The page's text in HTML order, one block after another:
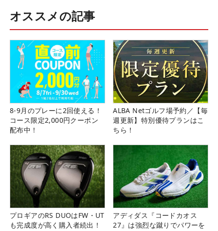
オススメの記事
8-9月のプレーに2回使える！
コース限定2,000円クーポン
配布中！
ALBA Netゴルフ場予約／【毎
週更新】特別優待プランはこ
ちら！
プロギアのRS DUOはFW・UT
も完成度が高く購入者続出！
アディダス『コードカオス
27』は強烈な蹴りでパワーを